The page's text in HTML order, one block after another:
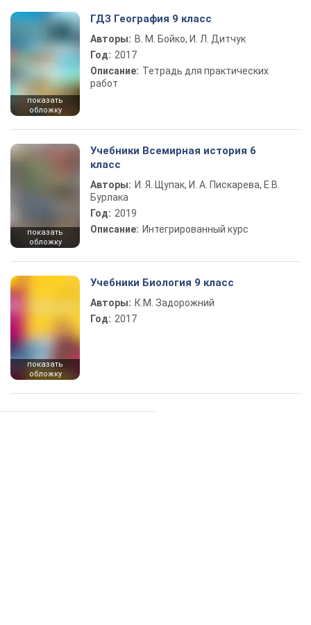
показать
обложку
ГДЗ География 9 класс
Авторы: В. М. Бойко, И. Л. Дитчук
Год: 2017
Описание: Тетрадь для практических
работ
показать
обложку
Учебники Всемирная история 6
класс
Авторы: И. Я. Щупак, И. А. Пискарева, Е.В.
Бурлака
Год: 2019
Описание: Интегрированный курс
показать
обложку
Учебники Биология 9 класс
Авторы: К.М. Задорожний
Год: 2017